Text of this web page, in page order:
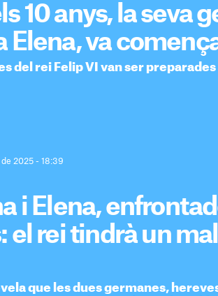
10 anys, la seva
Elena, va
del rei Felip VI van ser
de 2025 - 18:39
i Elena,
el rei tindrà un
que les dues germanes,